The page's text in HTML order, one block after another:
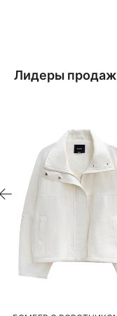
Лидеры продаж